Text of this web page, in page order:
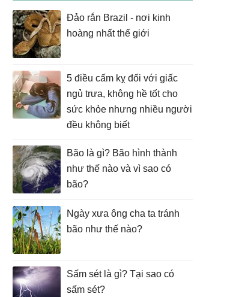
Đảo rắn Brazil - nơi kinh
hoàng nhất thế giới
5 điều cấm kỵ đối với giấc
ngủ trưa, không hề tốt cho
sức khỏe nhưng nhiều người
đều không biết
Bão là gì? Bão hình thành
như thế nào và vì sao có
bão?
Ngày xưa ông cha ta tránh
bão như thế nào?
Sấm sét là gì? Tại sao có
sấm sét?